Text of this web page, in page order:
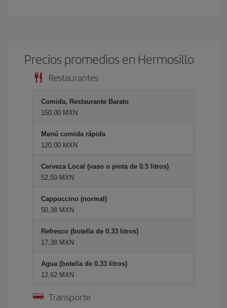
Precios promedios en Hermosillo
Restaurantes
Comida, Restaurante Barato
150,00 MXN
Menú comida rápida
120,00 MXN
Cerveza Local (vaso o pinta de 0.5 litros)
52,50 MXN
Cappuccino (normal)
50,38 MXN
Refresco (botella de 0.33 litros)
17,38 MXN
Agua (botella de 0.33 litros)
12,62 MXN
Transporte